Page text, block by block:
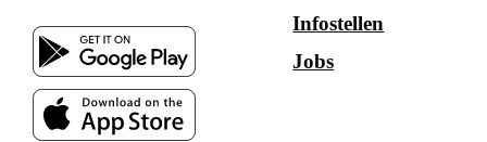
Infostellen
Jobs